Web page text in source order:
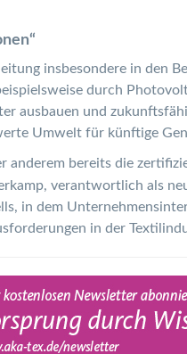
insbesondere in den
durch
und
Umwelt für künftige
anderem bereits die
verantwortlich als
in dem
in der